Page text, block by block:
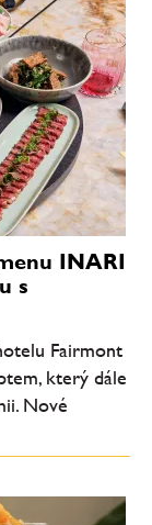
INARI
s
Fairmont
který dále
Nové